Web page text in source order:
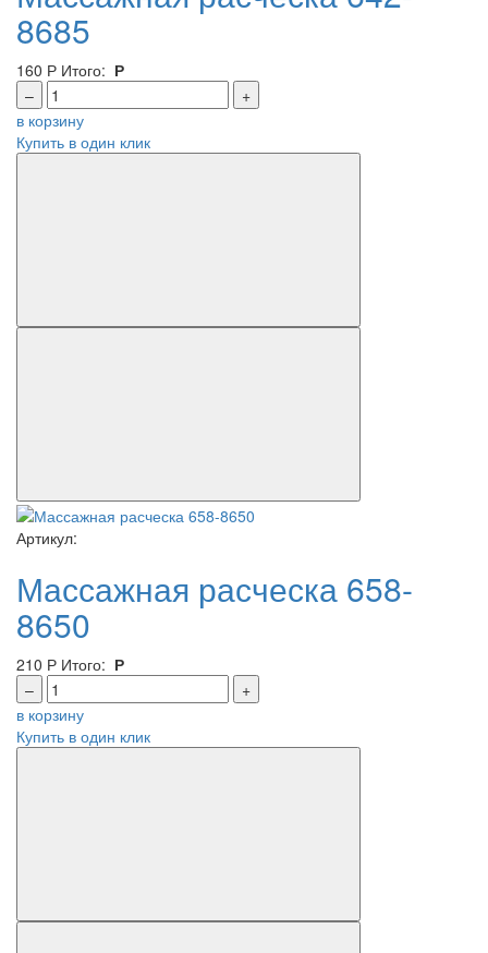
8685
160 Р Итого: Р
–
+
в корзину
Купить в один клик
Артикул:
Массажная расческа 658-
8650
210 Р Итого: Р
–
+
в корзину
Купить в один клик